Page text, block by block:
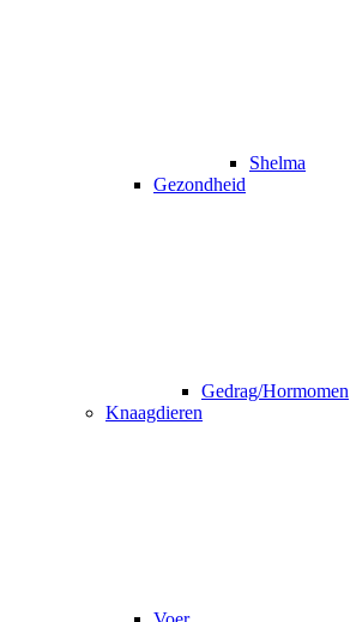
Shelma
Gezondheid
Gedrag/Hormomen
Knaagdieren